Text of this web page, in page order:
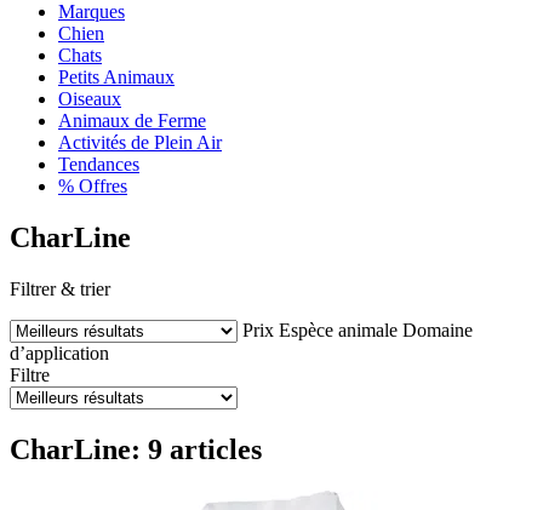
Marques
Chien
Chats
Petits Animaux
Oiseaux
Animaux de Ferme
Activités de Plein Air
Tendances
% Offres
CharLine
Filtrer & trier
Prix Espèce animale Domaine
d’application
Filtre
CharLine: 9 articles